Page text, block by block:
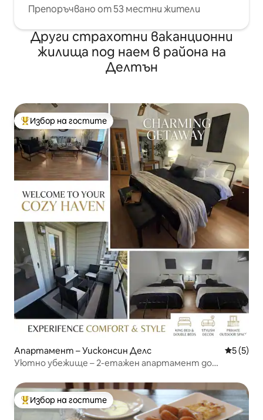
Препоръчвано от 53 местни жители
Други страхотни ваканционни
жилища под наем в района на
Делтън
Най-популярен избор на гостите
Избор на гостите
Апартамент – Уисконсин Делс Средна
5 (5)
Уютно убежище – 2-етажен апартамент до
Най-популярен избор на гостите
Избор на гостите